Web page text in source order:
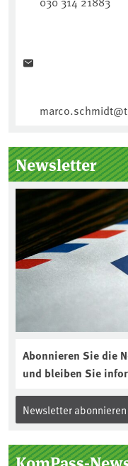
Newsletter
Abonnieren Sie die
und bleiben Sie
Newsletter abonnieren